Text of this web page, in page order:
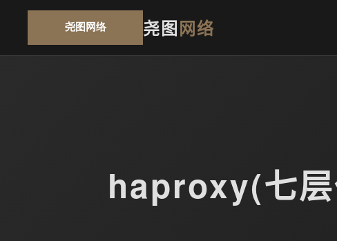
尧图网络
haproxy(七